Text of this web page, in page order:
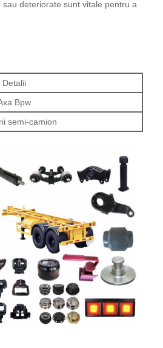
deteriorate sunt vitale pentru a
Detalii
Bpw
semi-camion